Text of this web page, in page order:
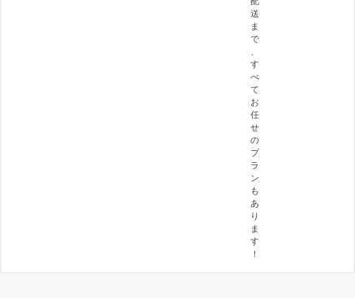
送
ま
で
す
べ
て
お
任
せ
の
プ
ラ
ン
も
あ
り
ま
す
！